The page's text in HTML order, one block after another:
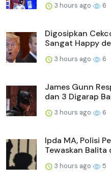
3 hours ago 6
Digosipkan
Sangat Happy
3 hours ago 6
James Gunn
dan 3 Digarap
3 hours ago 6
Ipda MA, Polisi
Tewaskan Balita
3 hours ago 5